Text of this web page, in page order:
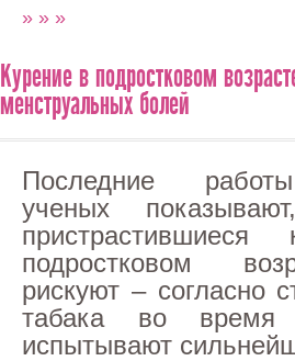
» » »
Курение в подростковом
менструальных болей
Последние
ученых
подростковом
рискуют – согласно
табака во время
испытывают